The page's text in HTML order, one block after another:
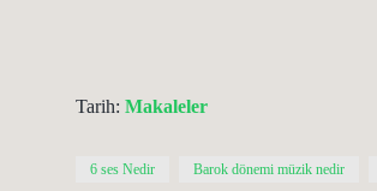
Tarih: Makaleler
6 ses Nedir Barok dönemi müzik nedir